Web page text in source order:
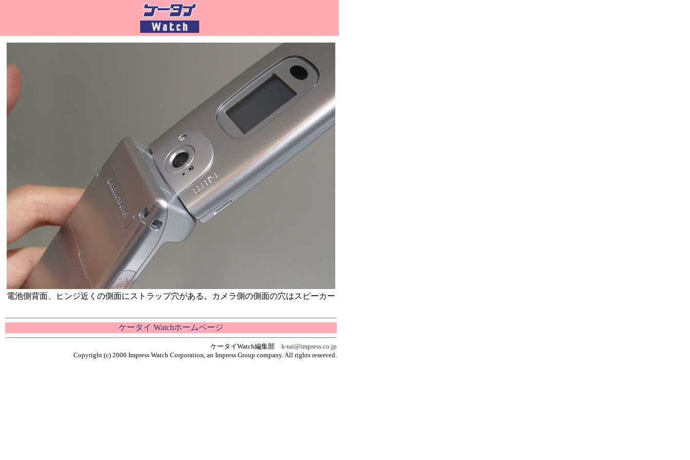
電池側背面、ヒンジ近くの側面にストラップ穴がある。カメラ側の側面の穴はスピーカー
ケータイ Watchホームページ
ケータイWatch編集部 k-tai@impress.co.jp
Copyright (c) 2006 Impress Watch Corporation, an Impress Group company. All rights reserved.